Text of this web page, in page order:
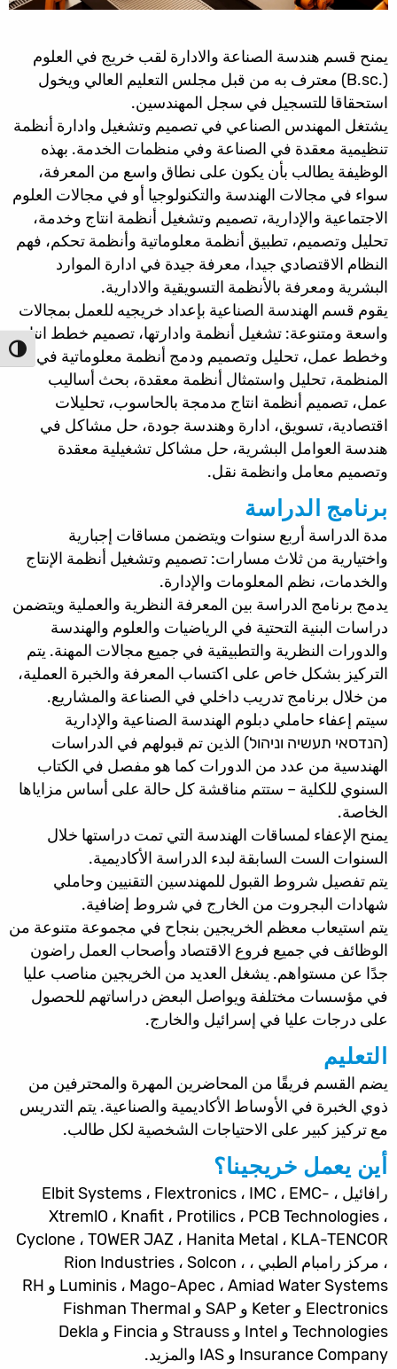
يمنح قسم هندسة الصناعة والادارة لقب خريج في العلوم
(.B.sc) معترف به من قبل مجلس التعليم العالي ويخول
استحقاقا للتسجيل في سجل المهندسين.
يشتغل المهندس الصناعي في تصميم وتشغيل وادارة أنظمة
تنظيمية معقدة في الصناعة وفي منظمات الخدمة. بهذه
الوظيفة يطالب بأن يكون على نطاق واسع من المعرفة،
سواء في مجالات الهندسة والتكنولوجيا أو في مجالات العلوم
الاجتماعية والإدارية، تصميم وتشغيل أنظمة انتاج وخدمة،
تحليل وتصميم، تطبيق أنظمة معلوماتية وأنظمة تحكم، فهم
النظام الاقتصادي جيدا، معرفة جيدة في ادارة الموارد
البشرية ومعرفة بالأنظمة التسويقية والادارية.
يقوم قسم الهندسة الصناعية بإعداد خريجيه للعمل بمجالات
واسعة ومتنوعة: تشغيل أنظمة وادارتها، تصميم خطط انتاج
وخطط عمل، تحليل وتصميم ودمج أنظمة معلوماتية في
المنظمة، تحليل واستمثال أنظمة معقدة، بحث أساليب
عمل، تصميم أنظمة انتاج مدمجة بالحاسوب، تحليلات
اقتصادية، تسويق، ادارة وهندسة جودة، حل مشاكل في
هندسة العوامل البشرية، حل مشاكل تشغيلية معقدة
وتصميم معامل وانظمة نقل.
برنامج الدراسة
مدة الدراسة أربع سنوات ويتضمن مساقات إجبارية
واختيارية من ثلاث مسارات: تصميم وتشغيل أنظمة الإنتاج
والخدمات، نظم المعلومات والإدارة.
يدمج برنامج الدراسة بين المعرفة النظرية والعملية ويتضمن
دراسات البنية التحتية في الرياضيات والعلوم والهندسة
والدورات النظرية والتطبيقية في جميع مجالات المهنة. يتم
التركيز بشكل خاص على اكتساب المعرفة والخبرة العملية،
من خلال برنامج تدريب داخلي في الصناعة والمشاريع.
سيتم إعفاء حاملي دبلوم الهندسة الصناعية والإدارية
(הנדסאי תעשיה וניהול) الذين تم قبولهم في الدراسات
الهندسية من عدد من الدورات كما هو مفصل في الكتاب
السنوي للكلية – ستتم مناقشة كل حالة على أساس مزاياها
الخاصة.
يمنح الإعفاء لمساقات الهندسة التي تمت دراستها خلال
السنوات الست السابقة لبدء الدراسة الأكاديمية.
يتم تفصيل شروط القبول للمهندسين التقنيين وحاملي
شهادات البجروت من الخارج في شروط إضافية.
يتم استيعاب معظم الخريجين بنجاح في مجموعة متنوعة من
الوظائف في جميع فروع الاقتصاد وأصحاب العمل راضون
جدًا عن مستواهم. يشغل العديد من الخريجين مناصب عليا
في مؤسسات مختلفة ويواصل البعض دراساتهم للحصول
على درجات عليا في إسرائيل والخارج.
التعليم
يضم القسم فريقًا من المحاضرين المهرة والمحترفين من
ذوي الخبرة في الأوساط الأكاديمية والصناعية. يتم التدريس
مع تركيز كبير على الاحتياجات الشخصية لكل طالب.
أين يعمل خريجينا؟
رافائيل ، Elbit Systems ، Flextronics ، IMC ، EMC-
XtremlO ، Knafit ، Protilics ، PCB Technologies ،
Cyclone ، TOWER JAZ ، Hanita Metal ، KLA-TENCOR
، مركز رامبام الطبي ، Rion Industries ، Solcon ،
Luminis ، Mago-Apec ، Amiad Water Systems و RH
Electronics و Keter و SAP و Fishman Thermal
Technologies و Intel و Strauss و Fincia و Dekla
Insurance Company و IAS والمزيد.